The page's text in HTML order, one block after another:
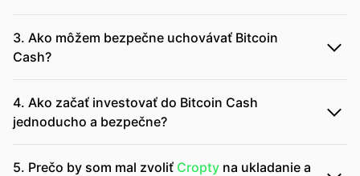
3. Ako môžem bezpečne uchovávať Bitcoin
Cash?
4. Ako začať investovať do Bitcoin Cash
jednoducho a bezpečne?
5. Prečo by som mal zvoliť Cropty na ukladanie a